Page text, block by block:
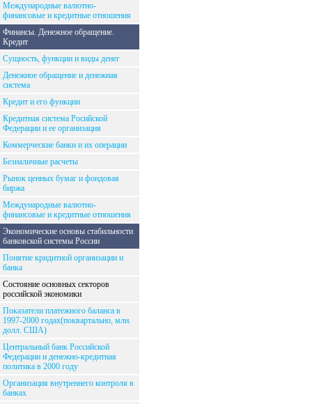
Международные валютно-
финансовые и кредитные отношения
Финансы. Денежное обращение.
Кредит
Сущность, функции и виды денег
Денежное обращение и денежная
система
Кредит и его функции
Кредитная система Росийской
Федерации и ее организация
Коммерческие банки и их операции
Безналичные расчеты
Рынок ценных бумаг и фондовая
биржа
Международные валютно-
финансовые и кредитные отношения
Экономические основы стабильности
банковской системы России
Понятие кридитной организации и
банка
Состояние основных секторов
российской экономики
Показатели платежного баланса в
1997-2000 годах(поквартально, млн.
долл. США)
Центральный банк Российской
Федерации и денежно-кредитная
политика в 2000 году
Организация внутреннего контроля в
банках